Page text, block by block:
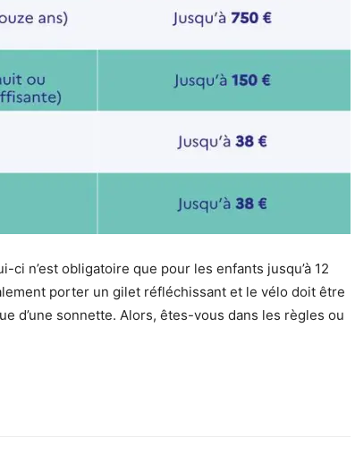
n’est obligatoire que pour les enfants jusqu’à 12
porter un gilet réfléchissant et le vélo doit être
d’une sonnette. Alors, êtes-vous dans les règles ou